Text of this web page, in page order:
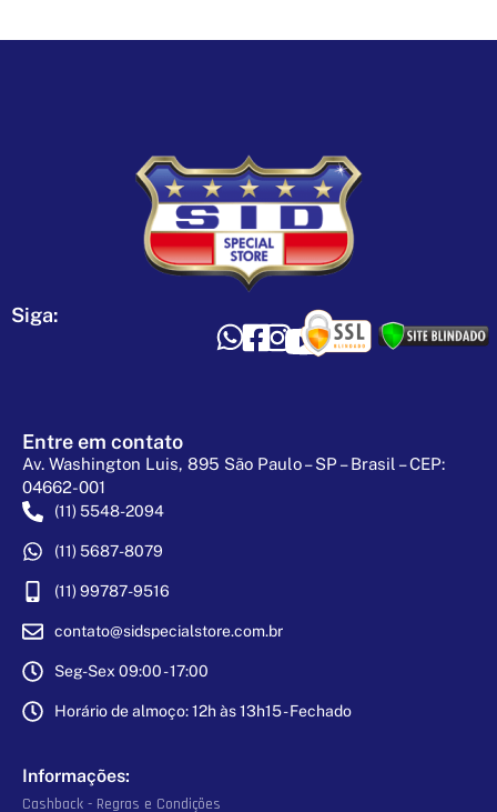
Siga:
Entre em contato
Av. Washington Luis, 895 São Paulo – SP – Brasil – CEP:
04662-001
(11) 5548-2094
(11) 5687-8079
(11) 99787-9516
contato@sidspecialstore.com.br
Seg-Sex 09:00 - 17:00
Horário de almoço: 12h às 13h15 - Fechado
Informações:
Cashback - Regras e Condições